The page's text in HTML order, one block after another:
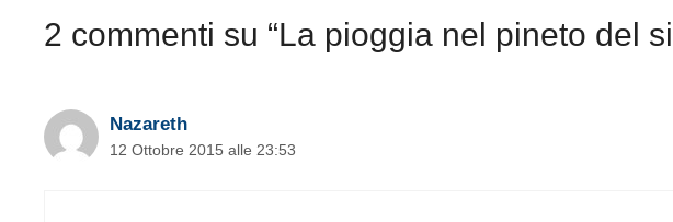
2 commenti su “La pioggia nel pineto del
Nazareth
12 Ottobre 2015 alle 23:53